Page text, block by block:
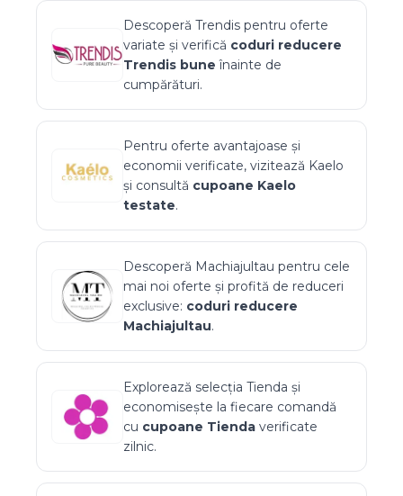
Descoperă Trendis pentru oferte
variate și verifică coduri reducere
Trendis bune înainte de
cumpărături.
Pentru oferte avantajoase și
economii verificate, vizitează Kaelo
și consultă cupoane Kaelo
testate.
Descoperă Machiajultau pentru cele
mai noi oferte și profită de reduceri
exclusive: coduri reducere
Machiajultau.
Explorează selecția Tienda și
economisește la fiecare comandă
cu cupoane Tienda verificate
zilnic.